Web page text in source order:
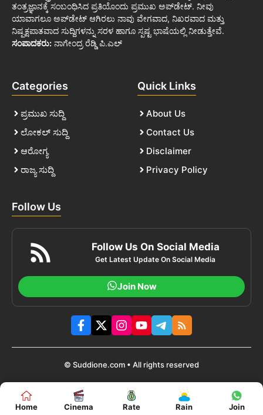
ತಂತ್ರಜ್ಞಾನಕ್ಕೆ ಸಂಬಂಧಿಸಿದ ಪ್ರತಿಯೊಂದು ಪ್ರಮುಖ ಅಪ್‌ಡೇಟ್. ನೀವು
ಯಾವಾಗಲೂ ಅಪ್‌ಡೇಟ್ ಆಗಿರಲು ನಾವು ವೇಗವಾದ, ನಿಖರವಾದ ಮತ್ತು
ನಿಷ್ಪಕ್ಷಪಾತವಾದ ಸುದ್ದಿಗಳನ್ನು ಸರಳ ಹಾಗೂ ಸ್ಪಷ್ಟ ಭಾಷೆಯಲ್ಲಿ ನೀಡುತ್ತೇವೆ.
ಸಂಪಾದಕರು: ನಾಗೇಂದ್ರ ರೆಡ್ಡಿ ಪಿ.ಎಲ್
Categories
ಪ್ರಮುಖ ಸುದ್ದಿ
ಲೋಕಲ್ ಸುದ್ದಿ
ಆರೋಗ್ಯ
ರಾಜ್ಯ ಸುದ್ದಿ
Quick Links
About Us
Contact Us
Disclaimer
Privacy Policy
Follow Us
Follow Us On Social Media
Get Latest Update On Social Media
Join Now
© Suddione.com • All rights reserved
Home Cinema Rate Rain Join